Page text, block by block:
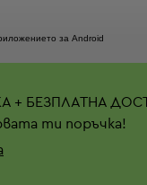
за Android
+ БЕЗПЛАТНА
ти поръчка!